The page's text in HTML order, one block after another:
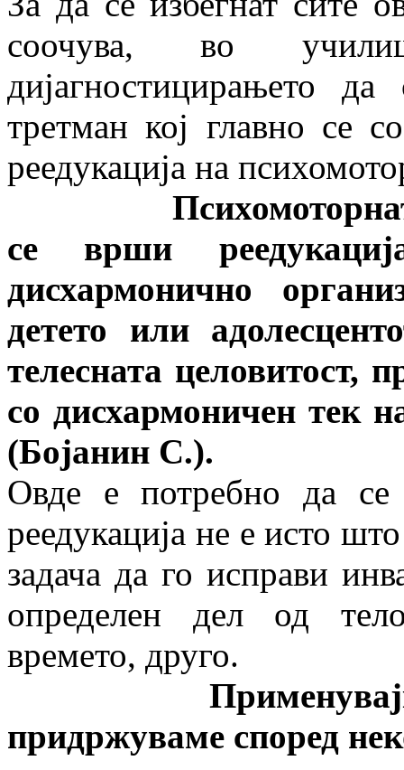
соочува, во
дијагностицирањето
третман кој главно се
реедукација на
Психомоторната
се врши
дисхармонично
детето или
телесната целовитост,
со дисхармоничен тек
(Бојанин С.).
Овде е потребно да се
реедукација не е исто
задача да го исправи
определен дел од
времето, друго.
Применувајќи ги
придржуваме според